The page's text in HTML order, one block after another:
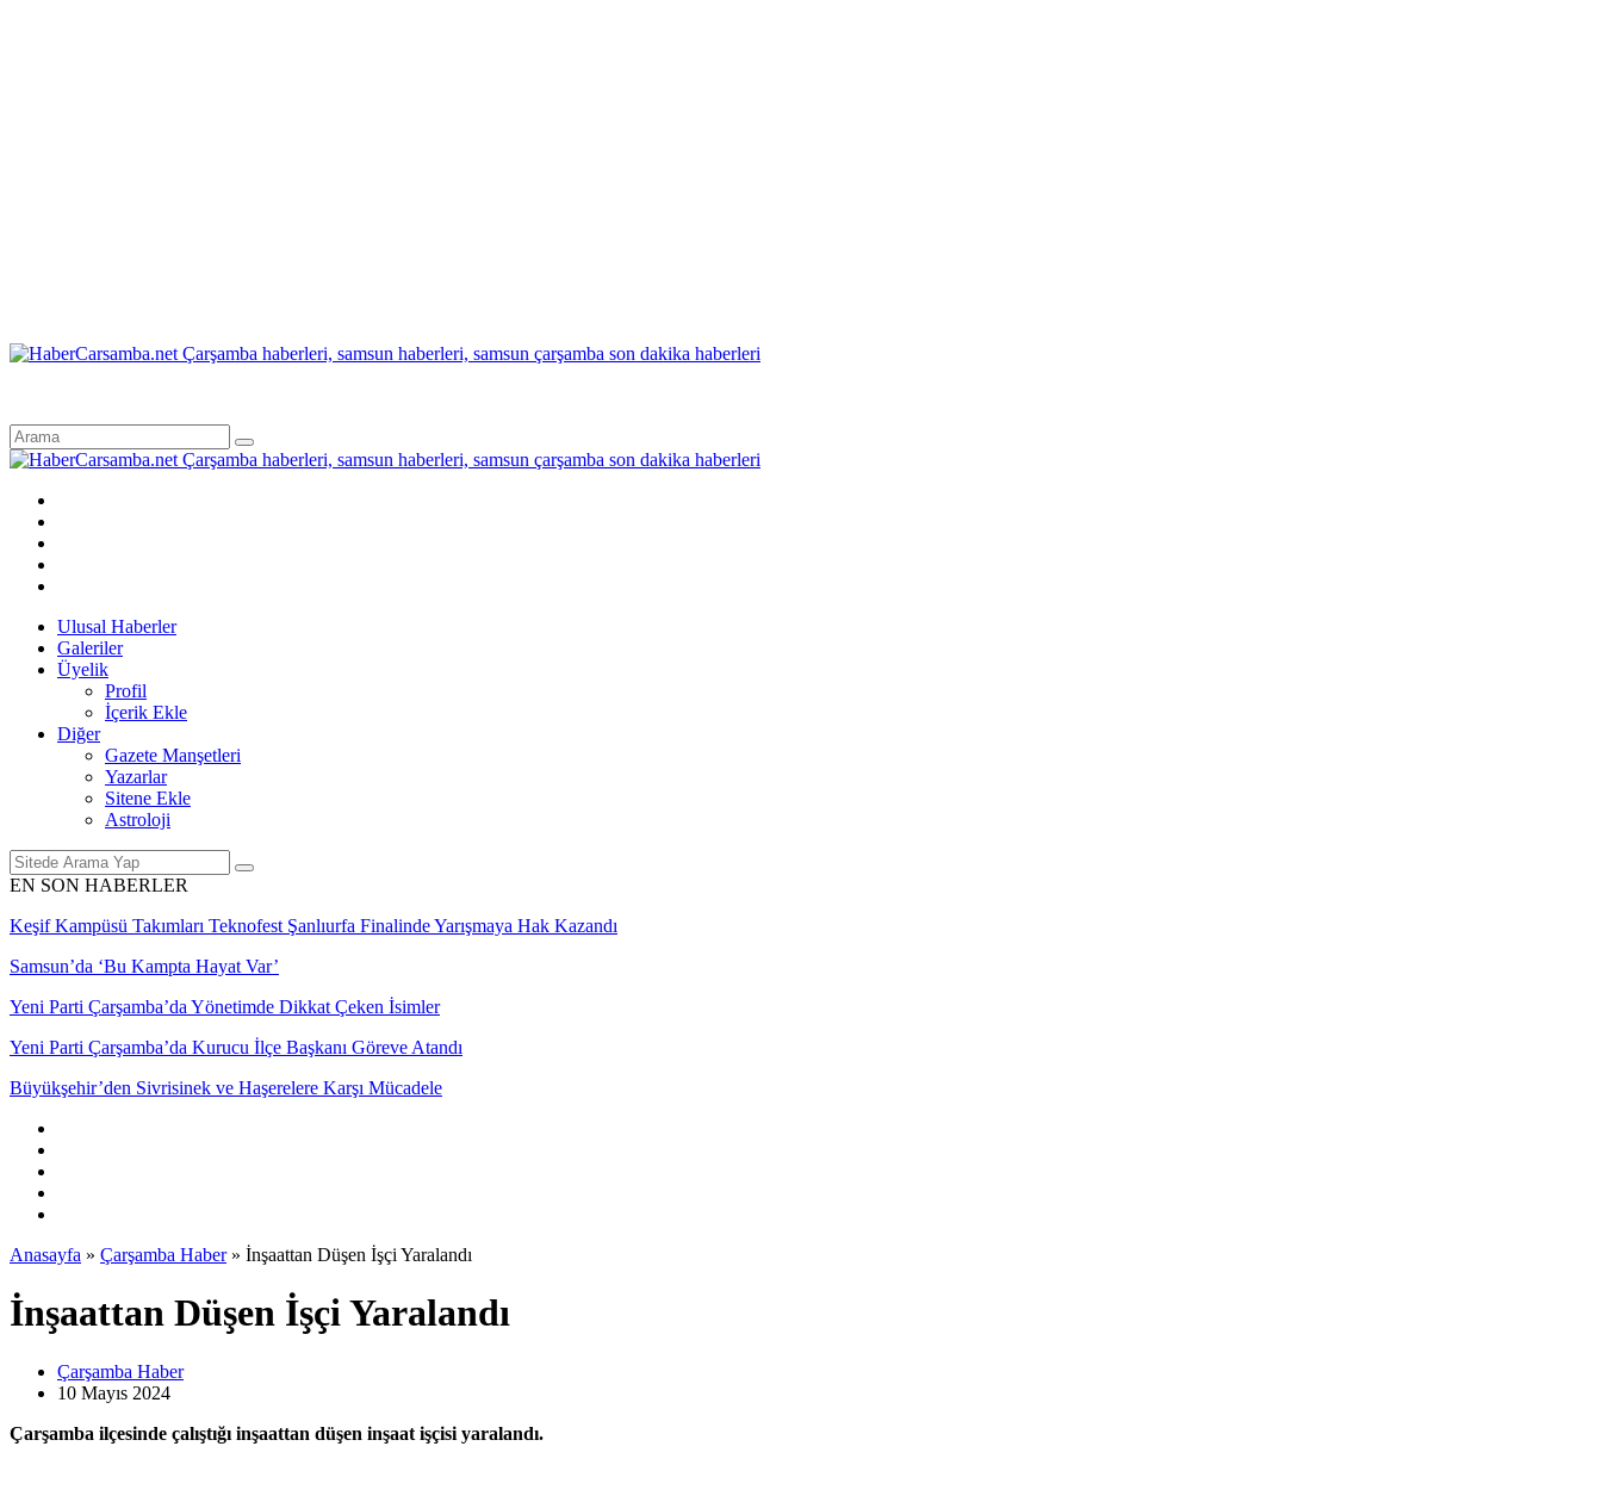
Ulusal Haberler
Galeriler
Üyelik
Profil
İçerik Ekle
Diğer
Gazete Manşetleri
Yazarlar
Sitene Ekle
Astroloji
EN SON HABERLER
Keşif Kampüsü Takımları Teknofest Şanlıurfa Finalinde Yarışmaya Hak Kazandı
Samsun’da ‘Bu Kampta Hayat Var’
Yeni Parti Çarşamba’da Yönetimde Dikkat Çeken İsimler
Yeni Parti Çarşamba’da Kurucu İlçe Başkanı Göreve Atandı
Büyükşehir’den Sivrisinek ve Haşerelere Karşı Mücadele
Anasayfa » Çarşamba Haber » İnşaattan Düşen İşçi Yaralandı
İnşaattan Düşen İşçi Yaralandı
Çarşamba Haber
10 Mayıs 2024
Çarşamba ilçesinde çalıştığı inşaattan düşen inşaat işçisi yaralandı.